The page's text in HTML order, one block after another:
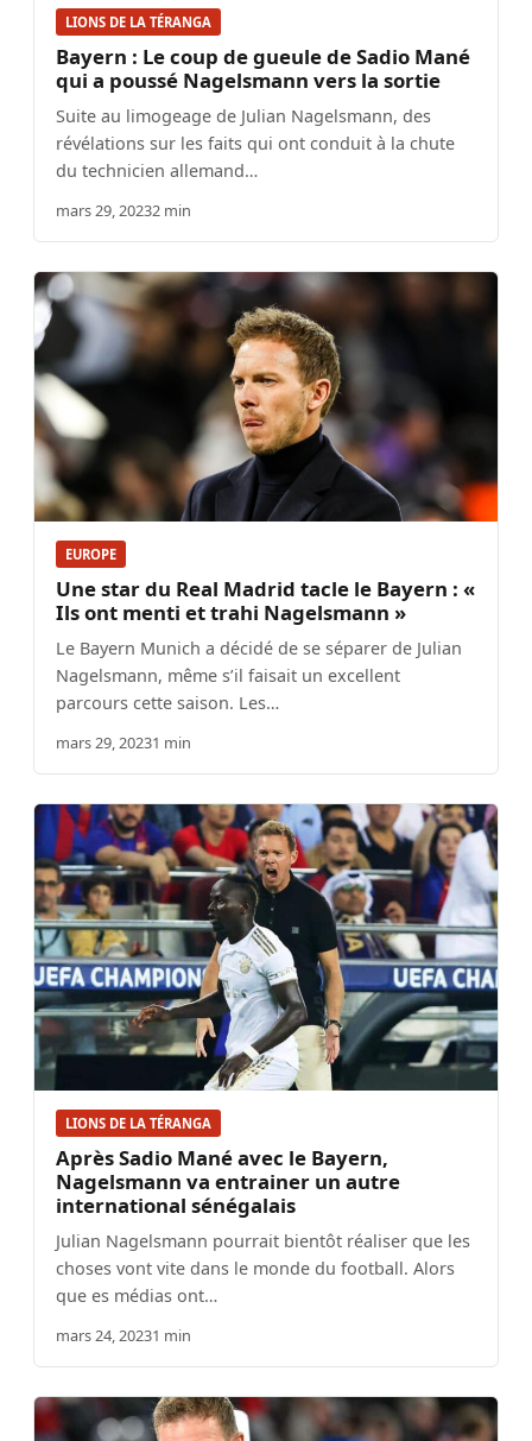
LIONS DE LA TÉRANGA
Bayern : Le coup de gueule de Sadio Mané
qui a poussé Nagelsmann vers la sortie
Suite au limogeage de Julian Nagelsmann, des
révélations sur les faits qui ont conduit à la chute
du technicien allemand…
mars 29, 20232 min
EUROPE
Une star du Real Madrid tacle le Bayern : «
Ils ont menti et trahi Nagelsmann »
Le Bayern Munich a décidé de se séparer de Julian
Nagelsmann, même s’il faisait un excellent
parcours cette saison. Les…
mars 29, 20231 min
LIONS DE LA TÉRANGA
Après Sadio Mané avec le Bayern,
Nagelsmann va entrainer un autre
international sénégalais
Julian Nagelsmann pourrait bientôt réaliser que les
choses vont vite dans le monde du football. Alors
que es médias ont…
mars 24, 20231 min